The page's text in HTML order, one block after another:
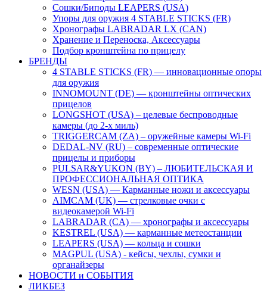
Сошки/Биподы LEAPERS (USA)
Упоры для оружия 4 STABLE STICKS (FR)
Хронографы LABRADAR LX (CAN)
Хранение и Переноска, Аксессуары
Подбор кронштейна по прицелу
БРЕНДЫ
4 STABLE STICKS (FR) — инновационные опоры
для оружия
INNOMOUNT (DE) — кронштейны оптических
прицелов
LONGSHOT (USA) – целевые беспроводные
камеры (до 2-х миль)
TRIGGERCAM (ZA) – оружейные камеры Wi-Fi
DEDAL-NV (RU) – современные оптические
прицелы и приборы
PULSAR&YUKON (BY) – ЛЮБИТЕЛЬСКАЯ И
ПРОФЕССИОНАЛЬНАЯ ОПТИКА
WESN (USA) — Карманные ножи и аксессуары
AIMCAM (UK) — стрелковые очки с
видеокамерой Wi-Fi
LABRADAR (CA) — хронографы и аксессуары
KESTREL (USA) — карманные метеостанции
LEAPERS (USA) — кольца и сошки
MAGPUL (USA) - кейсы, чехлы, сумки и
органайзеры
НОВОСТИ и СОБЫТИЯ
ЛИКБЕЗ